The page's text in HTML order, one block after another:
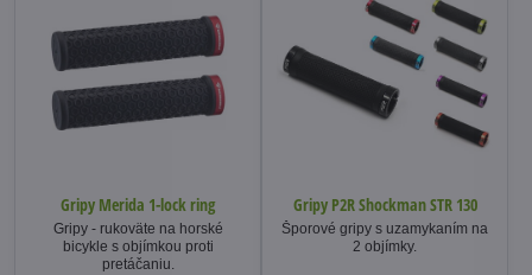
Gripy Merida 1-lock ring
Gripy - rukoväte na horské
bicykle s objímkou proti
pretáčaniu.
Gripy P2R Shockman STR 130
Šporové gripy s uzamykaním na
2 objímky.